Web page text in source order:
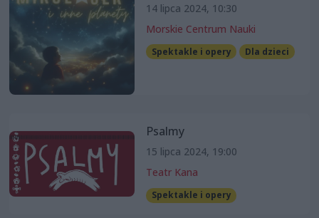
14 lipca 2024, 10:30
Morskie Centrum Nauki
Spektakle i opery Dla dzieci
Psalmy
15 lipca 2024, 19:00
Teatr Kana
Spektakle i opery